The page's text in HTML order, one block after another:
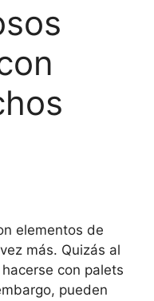
elementos de
más. Quizás al
con palets
pueden